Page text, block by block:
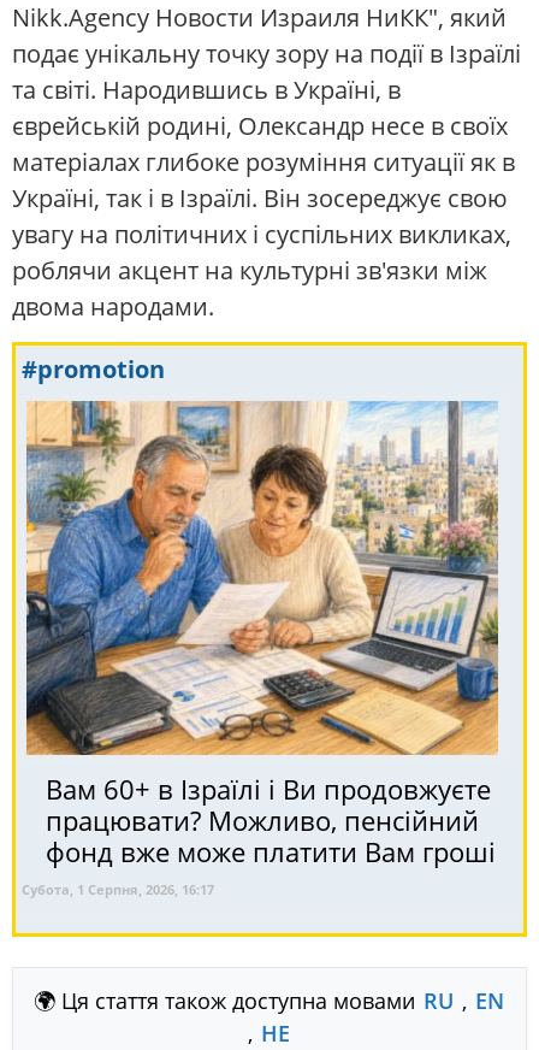
Nikk.Agency Новости Израиля НиКК", який
подає унікальну точку зору на події в Ізраїлі
та світі. Народившись в Україні, в
єврейській родині, Олександр несе в своїх
матеріалах глибоке розуміння ситуації як в
Україні, так і в Ізраїлі. Він зосереджує свою
увагу на політичних і суспільних викликах,
роблячи акцент на культурні зв'язки між
двома народами.
#promotion
Вам 60+ в Ізраїлі і Ви продовжуєте
працювати? Можливо, пенсійний
фонд вже може платити Вам гроші
Субота, 1 Серпня, 2026, 16:17
🌍 Ця стаття також доступна мовами RU , EN
, HE